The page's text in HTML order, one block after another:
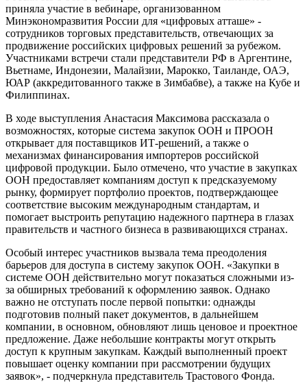
приняла участие в вебинаре, организованном
Минэкономразвития России для «цифровых атташе» -
сотрудников торговых представительств, отвечающих за
продвижение российских цифровых решений за рубежом.
Участниками встречи стали представители РФ в Аргентине,
Вьетнаме, Индонезии, Малайзии, Марокко, Таиланде, ОАЭ,
ЮАР (аккредитованного также в Зимбабве), а также на Кубе и
Филиппинах.
В ходе выступления Анастасия Максимова рассказала о
возможностях, которые система закупок ООН и ПРООН
открывает для поставщиков ИТ-решений, а также о
механизмах финансирования импортеров российской
цифровой продукции. Было отмечено, что участие в закупках
ООН предоставляет компаниям доступ к предсказуемому
рынку, формирует портфолио проектов, подтверждающее
соответствие высоким международным стандартам, и
помогает выстроить репутацию надежного партнера в глазах
правительств и частного бизнеса в развивающихся странах.
Особый интерес участников вызвала тема преодоления
барьеров для доступа в систему закупок ООН. «Закупки в
системе ООН действительно могут показаться сложными из-
за обширных требований к оформлению заявок. Однако
важно не отступать после первой попытки: однажды
подготовив полный пакет документов, в дальнейшем
компании, в основном, обновляют лишь ценовое и проектное
предложение. Даже небольшие контракты могут открыть
доступ к крупным закупкам. Каждый выполненный проект
повышает оценку компании при рассмотрении будущих
заявок», - подчеркнула представитель Трастового Фонда.